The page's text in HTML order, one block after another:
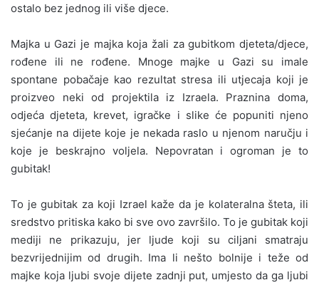
ostalo bez jednog ili više djece.
Majka u Gazi je majka koja žali za gubitkom djeteta/djece,
rođene ili ne rođene. Mnoge majke u Gazi su imale
spontane pobačaje kao rezultat stresa ili utjecaja koji je
proizveo neki od projektila iz Izraela. Praznina doma,
odjeća djeteta, krevet, igračke i slike će popuniti njeno
sjećanje na dijete koje je nekada raslo u njenom naručju i
koje je beskrajno voljela. Nepovratan i ogroman je to
gubitak!
To je gubitak za koji Izrael kaže da je kolateralna šteta, ili
sredstvo pritiska kako bi sve ovo završilo. To je gubitak koji
mediji ne prikazuju, jer ljude koji su ciljani smatraju
bezvrijednijim od drugih. Ima li nešto bolnije i teže od
majke koja ljubi svoje dijete zadnji put, umjesto da ga ljubi